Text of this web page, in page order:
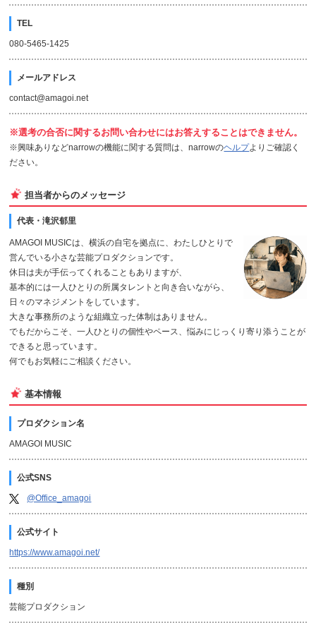
TEL
080-5465-1425
メールアドレス
contact@amagoi.net
※選考の合否に関するお問い合わせにはお答えすることはできません。
※興味ありなどnarrowの機能に関する質問は、narrowのヘルプよりご確認く
ださい。
担当者からのメッセージ
代表・滝沢郁里
AMAGOI MUSICは、横浜の自宅を拠点に、わたしひとりで
営んでいる小さな芸能プロダクションです。
休日は夫が手伝ってくれることもありますが、
基本的には一人ひとりの所属タレントと向き合いながら、
日々のマネジメントをしています。
大きな事務所のような組織立った体制はありません。
でもだからこそ、一人ひとりの個性やペース、悩みにじっくり寄り添うことが
できると思っています。
何でもお気軽にご相談ください。
基本情報
プロダクション名
AMAGOI MUSIC
公式SNS
@Office_amagoi
公式サイト
https://www.amagoi.net/
種別
芸能プロダクション